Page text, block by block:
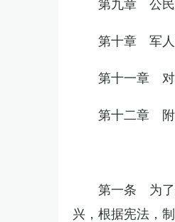
第十章 军人
第十一章 对
第十二章
第一条 为了
兴，根据宪法，制